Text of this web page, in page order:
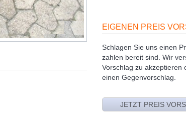
EIGENEN PREIS
Schlagen Sie uns einen
zahlen bereit sind. Wir
Vorschlag zu akzeptieren
einen Gegenvorschlag.